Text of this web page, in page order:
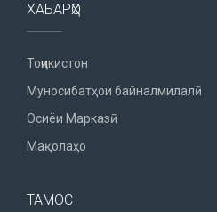
ХАБАРҲО
Тоҷикистон
Муносибатҳои байналмилалӣ
Осиёи Марказӣ
Мақолаҳо
ТАМОС